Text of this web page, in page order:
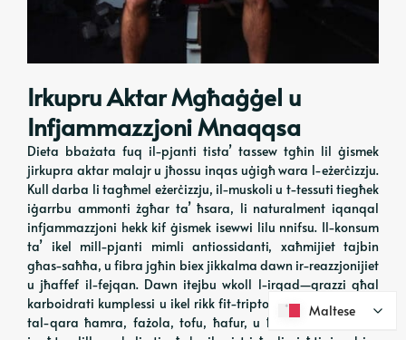
Irkupru Aktar Mgħaġġel u
Infjammazzjoni Mnaqqsa
Dieta bbażata fuq il-pjanti tista’ tassew tgħin lil ġismek
jirkupra aktar malajr u jħossu inqas uġigħ wara l-eżerċizzju.
Kull darba li tagħmel eżerċizzju, il-muskoli u t-tessuti tiegħek
iġarrbu ammonti żgħar ta’ ħsara, li naturalment iqanqal
infjammazzjoni hekk kif ġismek isewwi lilu nnifsu. Il-konsum
ta’ ikel mill-pjanti mimli antiossidanti, xaħmijiet tajbin
għas-saħħa, u fibra jgħin biex jikkalma dawn ir-reazzjonijiet
u jħaffef il-fejqan. Dawn itejbu wkoll l-irqad—grazzi għal
karboidrati kumplessi u ikel rikk fit-triptofan bħal żerriegħa
tal-qara ħamra, fażola, tofu, ħafur, u ħaxix bil-weraq—u
Maltese
Maltese